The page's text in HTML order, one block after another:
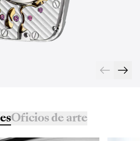
Oficios de arte